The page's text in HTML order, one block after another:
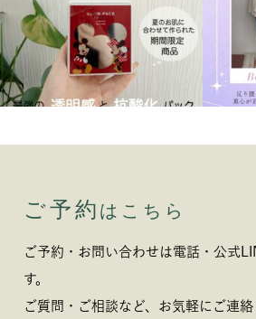
ご予約 はこちら
ご予約・お問い合わせは電話・公式
す。
ご質問・ご相談など、お気軽にご連絡